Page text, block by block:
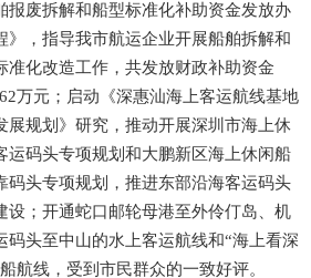
报废拆解和船型标准化补助资金发放办
》，指导我市航运企业开展船舶拆解和
准化改造工作，共发放财政补助资金
万元；启动《深惠汕海上客运航线基地
展规划》研究，推动开展深圳市海上休
运码头专项规划和大鹏新区海上休闲船
码头专项规划，推进东部沿海客运码头
设；开通蛇口邮轮母港至外伶仃岛、机
码头至中山的水上客运航线和“海上看深
航线，受到市民群众的一致好评。